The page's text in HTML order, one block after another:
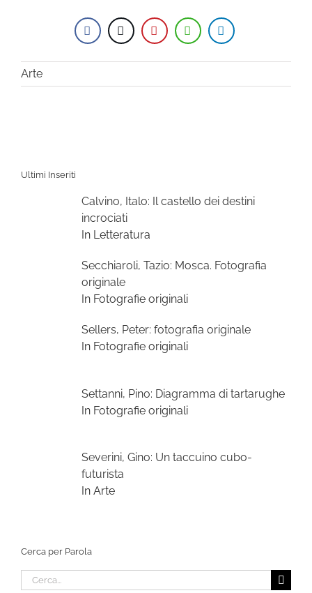
Arte
Ultimi Inseriti
Calvino, Italo: Il castello dei destini
incrociati
In Letteratura
Secchiaroli, Tazio: Mosca. Fotografia
originale
In Fotografie originali
Sellers, Peter: fotografia originale
In Fotografie originali
Settanni, Pino: Diagramma di tartarughe
In Fotografie originali
Severini, Gino: Un taccuino cubo-
futurista
In Arte
Cerca per Parola
Cerca